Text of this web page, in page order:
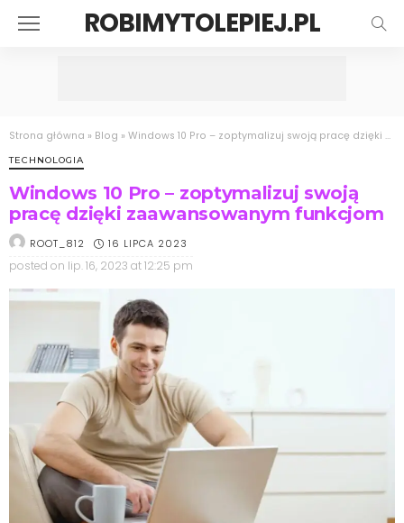
ROBIMYTOLEPIEJ.PL
Strona główna » Blog » Windows 10 Pro – zoptymalizuj swoją pracę dzięki zaawansowanym funkcjom
TECHNOLOGIA
Windows 10 Pro – zoptymalizuj swoją
pracę dzięki zaawansowanym funkcjom
ROOT_812 16 LIPCA 2023
posted on lip. 16, 2023 at 12:25 pm